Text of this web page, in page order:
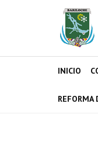
INICIO
REFORMA